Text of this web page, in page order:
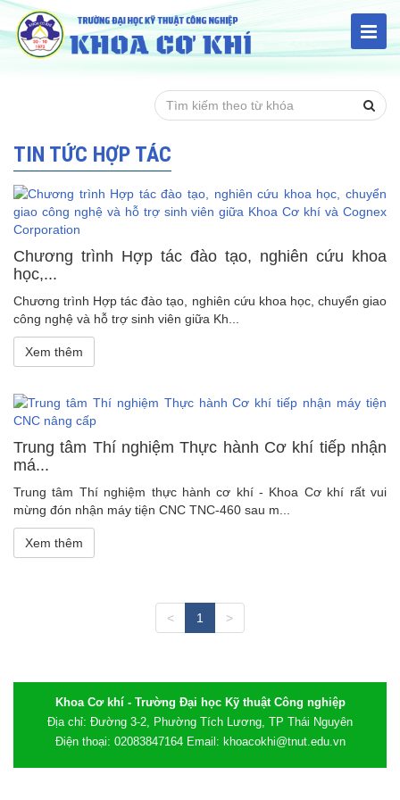
TIN TỨC HỢP TÁC
Chương trình Hợp tác đào tạo, nghiên cứu khoa
học,...
Chương trình Hợp tác đào tạo, nghiên cứu khoa học, chuyển giao
công nghệ và hỗ trợ sinh viên giữa Kh...
Xem thêm
Trung tâm Thí nghiệm Thực hành Cơ khí tiếp nhận
má...
Trung tâm Thí nghiệm thực hành cơ khí - Khoa Cơ khí rất vui
mừng đón nhận máy tiện CNC TNC-460 sau m...
Xem thêm
< 1 >
Khoa Cơ khí - Trường Đại học Kỹ thuật Công nghiệp
Địa chỉ: Đường 3-2, Phường Tích Lương, TP Thái Nguyên
Điện thoại: 02083847164 Email: khoacokhi@tnut.edu.vn